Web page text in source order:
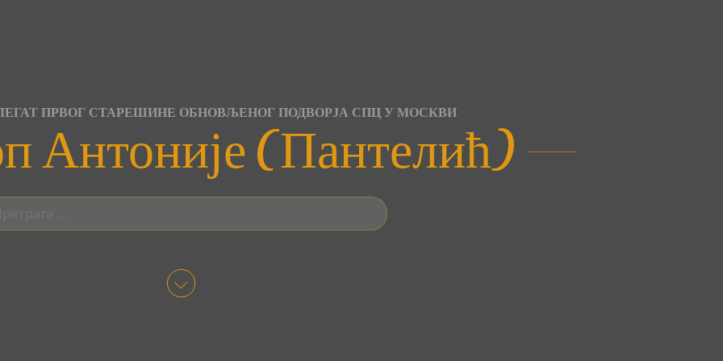
ПРВОГ СТАРЕШИНЕ ОБНОВЉЕНОГ ПОДВОРЈА СПЦ У МОСКВИ
Антоније (Пантелић)